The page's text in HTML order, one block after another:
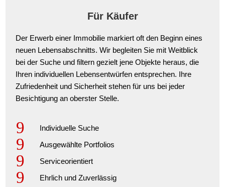
Für Käufer
Der Erwerb einer Immobilie markiert oft den Beginn eines
neuen Lebensabschnitts. Wir begleiten Sie mit Weitblick
bei der Suche und filtern gezielt jene Objekte heraus, die
Ihren individuellen Lebensentwürfen entsprechen. Ihre
Zufriedenheit und Sicherheit stehen für uns bei jeder
Besichtigung an oberster Stelle.
9 Individuelle Suche
9 Ausgewählte Portfolios
9 Serviceorientiert
9 Ehrlich und Zuverlässig